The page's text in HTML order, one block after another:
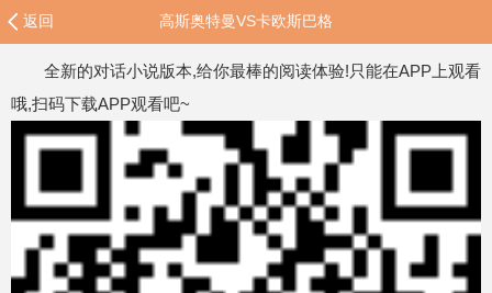
返回 高斯奥特曼VS卡欧斯巴格
全新的对话小说版本,给你最棒的阅读体验!只能在APP上观看
哦,扫码下载APP观看吧~